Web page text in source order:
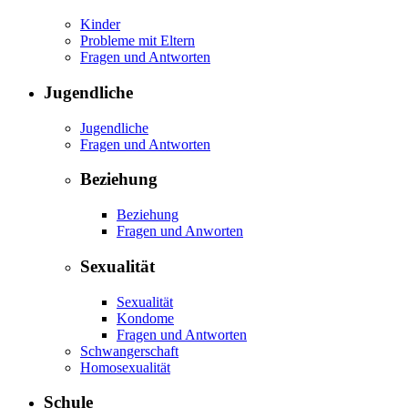
Kinder
Probleme mit Eltern
Fragen und Antworten
Jugendliche
Jugendliche
Fragen und Antworten
Beziehung
Beziehung
Fragen und Anworten
Sexualität
Sexualität
Kondome
Fragen und Antworten
Schwangerschaft
Homosexualität
Schule